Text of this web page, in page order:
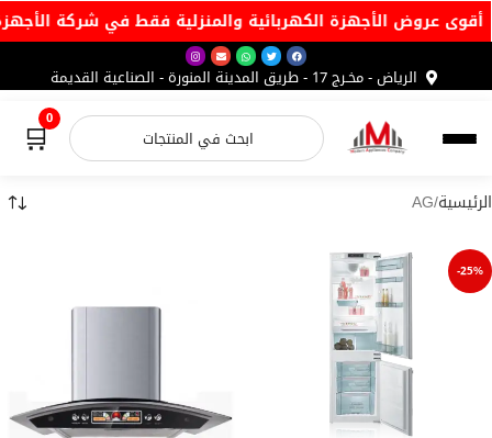
🔥 أقوى عروض الأجهزة الكهربائية والمنزلية فقط في شركة
الرياض - مخـرج 17 - طريق المدينة المنورة - الصناعية القديمة
🛒0
الرئيسية AG
-25%